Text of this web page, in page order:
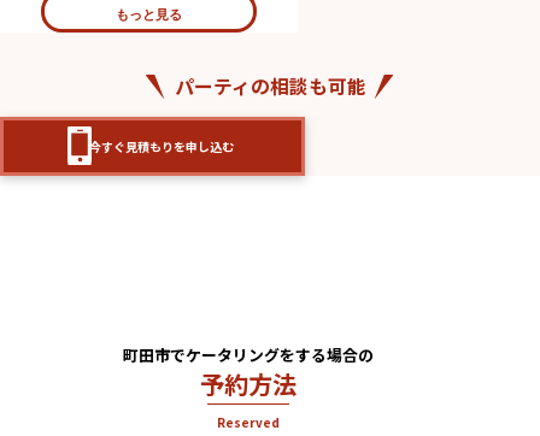
もっと見る
パーティの相談も可能
今すぐ見積もりを申し込む
町田市でケータリングをする場合の
予約方法
Reserved